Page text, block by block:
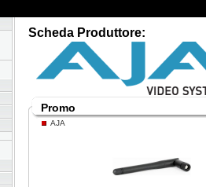
Scheda Produttore:
Promo
AJA